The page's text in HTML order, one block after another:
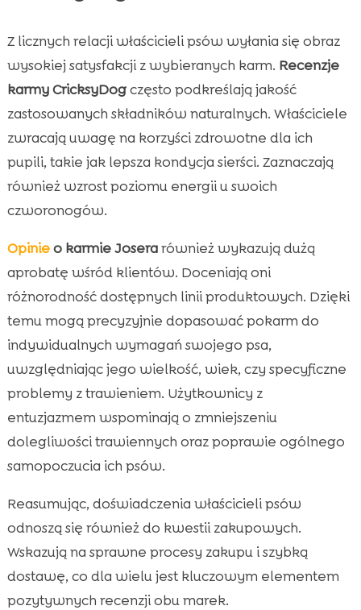
Z licznych relacji właścicieli psów wyłania się obraz
wysokiej satysfakcji z wybieranych karm. Recenzje
karmy CricksyDogczęsto podkreślają jakość
zastosowanych składników naturalnych. Właściciele
zwracają uwagę na korzyści zdrowotne dla ich
pupili, takie jak lepsza kondycja sierści. Zaznaczają
również wzrost poziomu energii u swoich
czworonogów.
Opinieo karmie Joserarównież wykazują dużą
aprobatę wśród klientów. Doceniają oni
różnorodność dostępnych linii produktowych. Dzięki
temu mogą precyzyjnie dopasować pokarm do
indywidualnych wymagań swojego psa,
uwzględniając jego wielkość, wiek, czy specyficzne
problemy z trawieniem. Użytkownicy z
entuzjazmem wspominają o zmniejszeniu
dolegliwości trawiennych oraz poprawie ogólnego
samopoczucia ich psów.
Reasumując, doświadczenia właścicieli psów
odnoszą się również do kwestii zakupowych.
Wskazują na sprawne procesy zakupu i szybką
dostawę, co dla wielu jest kluczowym elementem
pozytywnych recenzji obu marek.